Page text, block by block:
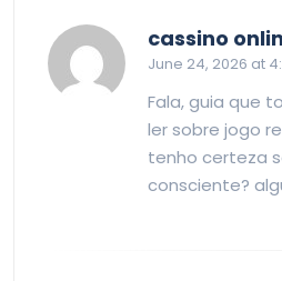
cassino
June 24, 2026 at
Fala, guia que
ler sobre jogo
tenho certeza
consciente?